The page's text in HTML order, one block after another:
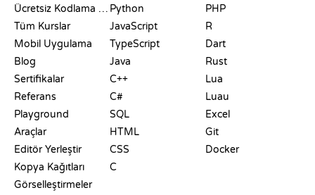
Ücretsiz Kodlama Siteleri
Tüm Kurslar
Mobil Uygulama
Blog
Sertifikalar
Referans
Playground
Araçlar
Editör Yerleştir
Kopya Kağıtları
Görselleştirmeler
Python
JavaScript
TypeScript
Java
C++
C#
SQL
HTML
CSS
C
PHP
R
Dart
Rust
Lua
Luau
Excel
Git
Docker